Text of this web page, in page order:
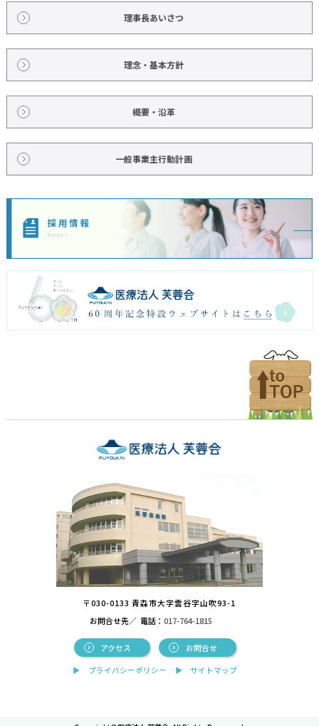
理事長あいさつ
理念・基本方針
概要・沿革
一般事業主行動計画
〒030-0133 青森市大字雲谷字山吹93-1
お問合せ先／ 電話：017-764-1815
アクセス お問合せ
プライバシーポリシー サイトマップ